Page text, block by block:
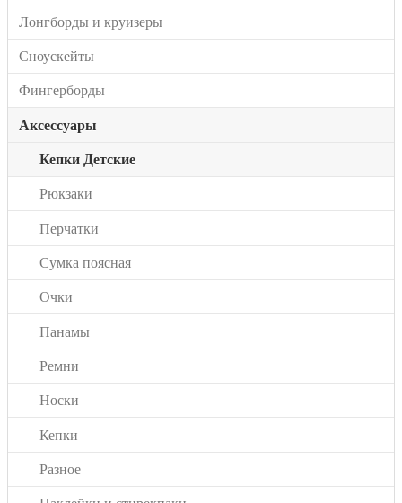
Лонгборды и круизеры
Сноускейты
Фингерборды
Аксессуары
Кепки Детские
Рюкзаки
Перчатки
Сумка поясная
Очки
Панамы
Ремни
Носки
Кепки
Разное